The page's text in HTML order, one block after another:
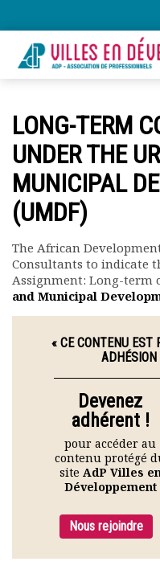
contact@villes-
Accueil
L’association
Qui sommes-nous ?
Le bureau
Statuts de l’association
Vie de l’association
Calendrier des activités
Assemblées générales
Comptes rendus
Rapports financiers
Nous rejoindre
Présentation du bulletin
Comité de rédaction
Bulletins Villes en
LONG-TERM
UNDER THE
MUNICIPAL
(UMDF)
The African
Consultants to indicate
Assignment: Long-term
and Municipal
« CE CONTENU EST
ADHÉSION
Devenez
adhérent !
pour accéder au
contenu protégé
site AdP Villes
Développement
Nous rejoindre